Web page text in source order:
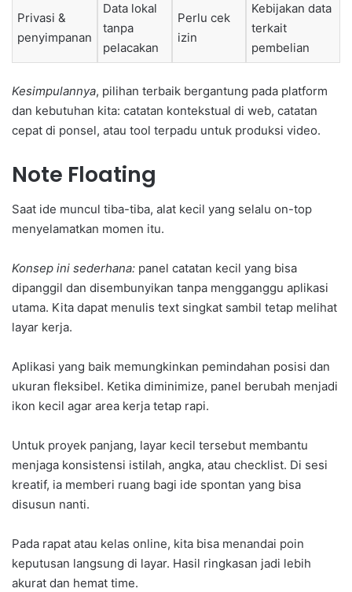
Privasi &
penyimpanan
Data lokal
tanpa
pelacakan
Perlu cek
izin
Kebijakan data
terkait
pembelian
Kesimpulannya, pilihan terbaik bergantung pada platform
dan kebutuhan kita: catatan kontekstual di web, catatan
cepat di ponsel, atau tool terpadu untuk produksi video.
Note Floating
Saat ide muncul tiba-tiba, alat kecil yang selalu on-top
menyelamatkan momen itu.
Konsep ini sederhana: panel catatan kecil yang bisa
dipanggil dan disembunyikan tanpa mengganggu aplikasi
utama. Kita dapat menulis text singkat sambil tetap melihat
layar kerja.
Aplikasi yang baik memungkinkan pemindahan posisi dan
ukuran fleksibel. Ketika diminimize, panel berubah menjadi
ikon kecil agar area kerja tetap rapi.
Untuk proyek panjang, layar kecil tersebut membantu
menjaga konsistensi istilah, angka, atau checklist. Di sesi
kreatif, ia memberi ruang bagi ide spontan yang bisa
disusun nanti.
Pada rapat atau kelas online, kita bisa menandai poin
keputusan langsung di layar. Hasil ringkasan jadi lebih
akurat dan hemat time.